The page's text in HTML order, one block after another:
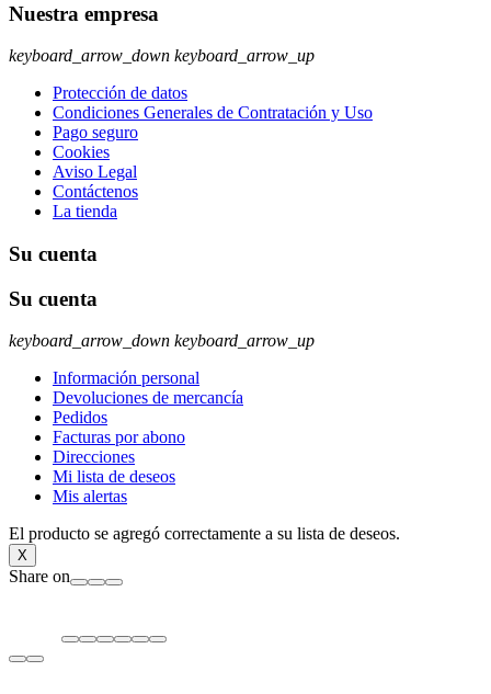
Nuestra empresa
keyboard_arrow_down keyboard_arrow_up
Protección de datos
Condiciones Generales de Contratación y Uso
Pago seguro
Cookies
Aviso Legal
Contáctenos
La tienda
Su cuenta
Su cuenta
keyboard_arrow_down keyboard_arrow_up
Información personal
Devoluciones de mercancía
Pedidos
Facturas por abono
Direcciones
Mi lista de deseos
Mis alertas
El producto se agregó correctamente a su lista de deseos.
X
Share on